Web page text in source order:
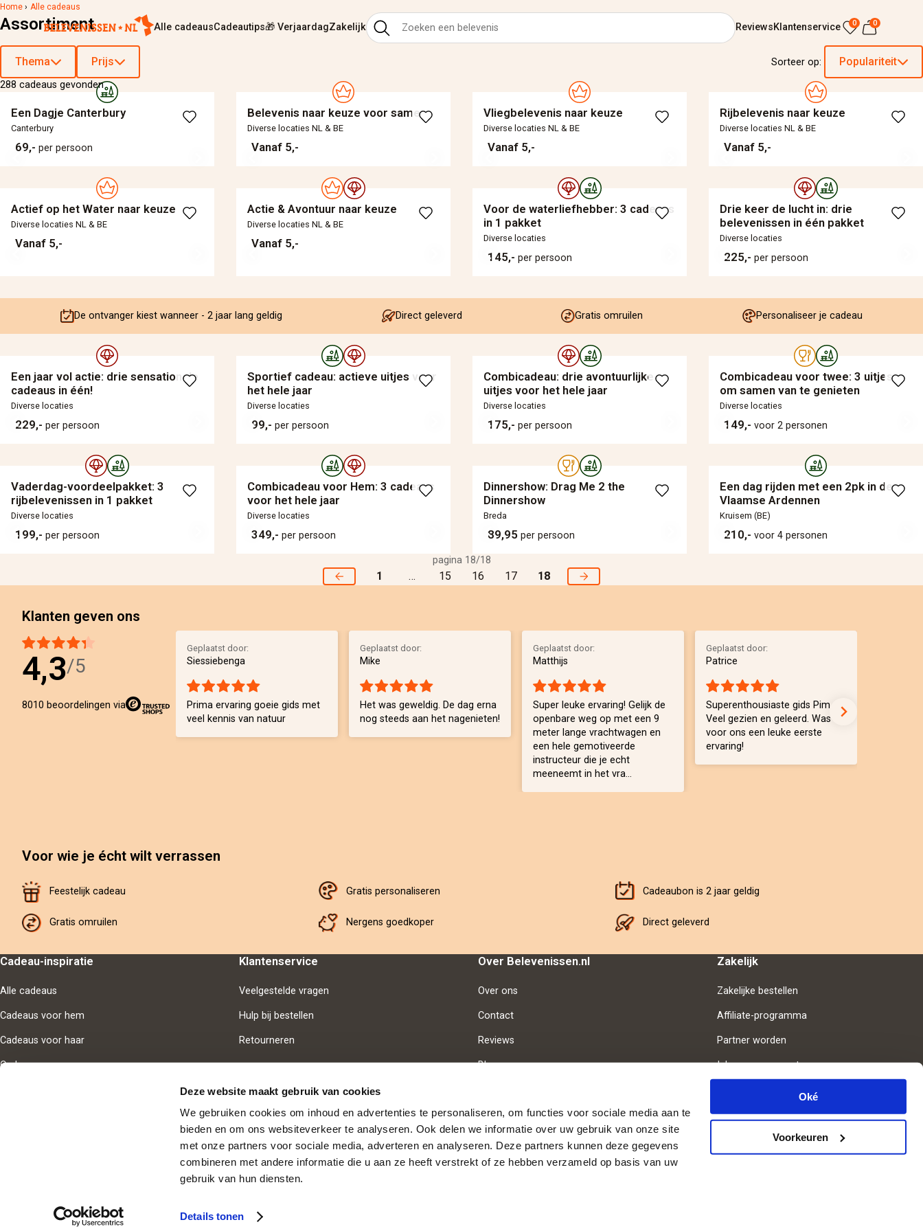
Deze website maakt gebruik van cookies
We gebruiken cookies om inhoud en advertenties te personaliseren, om functies voor sociale media aan te
bieden en om ons websiteverkeer te analyseren. Ook delen we informatie over uw gebruik van onze site
met onze partners voor sociale media, adverteren en analyseren. Deze partners kunnen deze gegevens
combineren met andere informatie die u aan ze heeft verstrekt of ze hebben verzameld op basis van uw
gebruik van hun diensten.
Details tonen
Oké
Voorkeuren
Alle cadeausCadeautips🎁 VerjaardagZakelijk ReviewsKlantenservice 0 0
Home › Alle cadeaus
Assortiment
Thema Prijs Sorteer op: Populariteit
288 cadeaus gevonden
Een Dagje Canterbury
Canterbury
69,- per persoon
Belevenis naar keuze voor samen
Diverse locaties NL & BE
Vanaf 5,-
Vliegbelevenis naar keuze
Diverse locaties NL & BE
Vanaf 5,-
Rijbelevenis naar keuze
Diverse locaties NL & BE
Vanaf 5,-
Actief op het Water naar keuze
Diverse locaties NL & BE
Vanaf 5,-
Actie & Avontuur naar keuze
Diverse locaties NL & BE
Vanaf 5,-
Voor de waterliefhebber: 3 cadeaus
in 1 pakket
Diverse locaties
145,- per persoon
Drie keer de lucht in: drie
belevenissen in één pakket
Diverse locaties
225,- per persoon
De ontvanger kiest wanneer - 2 jaar lang geldig Direct geleverd Gratis omruilen Personaliseer je cadeau
Een jaar vol actie: drie sensationele
cadeaus in één!
Diverse locaties
229,- per persoon
Sportief cadeau: actieve uitjes voor
het hele jaar
Diverse locaties
99,- per persoon
Combicadeau: drie avontuurlijke
uitjes voor het hele jaar
Diverse locaties
175,- per persoon
Combicadeau voor twee: 3 uitjes
om samen van te genieten
Diverse locaties
149,- voor 2 personen
Vaderdag-voordeelpakket: 3
rijbelevenissen in 1 pakket
Diverse locaties
199,- per persoon
Combicadeau voor Hem: 3 cadeaus
voor het hele jaar
Diverse locaties
349,- per persoon
Dinnershow: Drag Me 2 the
Dinnershow
Breda
89,95 per persoon
Een dag rijden met een 2pk in de
Vlaamse Ardennen
Kruisem (BE)
210,- voor 4 personen
pagina 18/18
1 … 15 16 17 18
Klanten geven ons
4,3/5
8010 beoordelingen via
Geplaatst door:
Siessiebenga
Prima ervaring goeie gids met
veel kennis van natuur
Geplaatst door:
Mike
Het was geweldig. De dag erna
nog steeds aan het nagenieten!
Geplaatst door:
Matthijs
Super leuke ervaring! Gelijk de
openbare weg op met een 9
meter lange vrachtwagen en
een hele gemotiveerde
instructeur die je echt
meeneemt in het vra...
Geplaatst door:
Patrice
Superenthousiaste gids Pim.
Veel gezien en geleerd. Was
voor ons een leuke eerste
ervaring!
Voor wie je écht wilt verrassen
Feestelijk cadeau Gratis personaliseren Cadeaubon is 2 jaar geldig
Gratis omruilen Nergens goedkoper Direct geleverd
Cadeau-inspiratie
Alle cadeaus
Cadeaus voor hem
Cadeaus voor haar
Cadeaus voor samen
Klantenservice
Veelgestelde vragen
Hulp bij bestellen
Retourneren
Over Belevenissen.nl
Over ons
Contact
Reviews
Blog
Zakelijk
Zakelijke bestellen
Affiliate-programma
Partner worden
Inloggen voor partners
Goedgekeurd Betaalmethoden